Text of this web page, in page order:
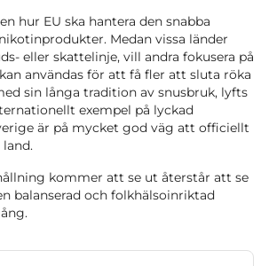
hur EU ska hantera den snabba
Medan vissa länder
eller skattelinje, vill andra fokusera på
användas för att få fler att sluta röka
sin långa tradition av snusbruk, lyfts
exempel på lyckad
är på mycket god väg att officiellt
kommer att se ut återstår att se
balanserad och folkhälsoinriktad